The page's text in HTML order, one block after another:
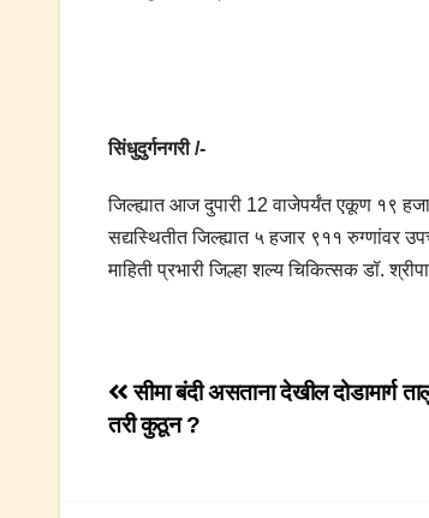
सिंधुदुर्गनगरी /-
जिल्ह्यात आज दुपारी 12 वाजेपर्यंत एकूण १९
सद्यस्थितीत जिल्ह्यात ५ हजार ९११ रुग्णांवर
माहिती प्रभारी जिल्हा शल्य चिकित्सक डॉ.
Post
navigation
सीमा बंदी असताना देखील दोडामार्ग
तरी कुठून ?